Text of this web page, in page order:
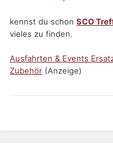
kennst du schon SCO
vieles zu finden.
Ausfahrten & Events
Zubehör (Anzeige)